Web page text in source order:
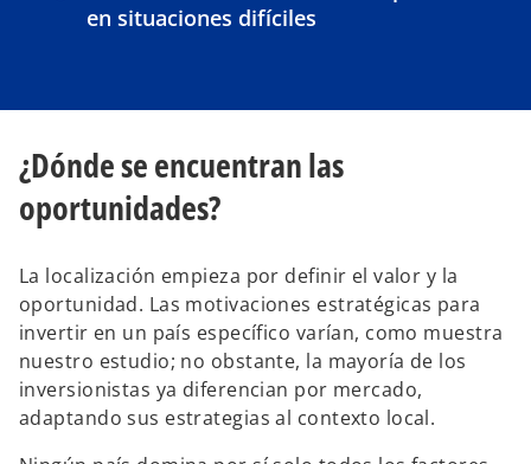
en situaciones difíciles
¿Dónde se encuentran las
oportunidades?
La localización empieza por definir el valor y la
oportunidad. Las motivaciones estratégicas para
invertir en un país específico varían, como muestra
nuestro estudio; no obstante, la mayoría de los
inversionistas ya diferencian por mercado,
adaptando sus estrategias al contexto local.